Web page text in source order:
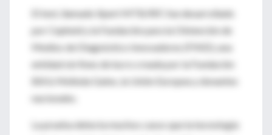
El test, llamado Xpert MTB/RIF, fue desarrollado
por Cepheid y la Fundación para la Obtención de
Medios de Diagnóstico Innovadores (FIND), una
entidad sin fines de lucro creada por la Fundación
Bill & Melinda Gates, la Unión Europea y donantes
nacionales.
La prueba detecta muchos casos que la tecnología